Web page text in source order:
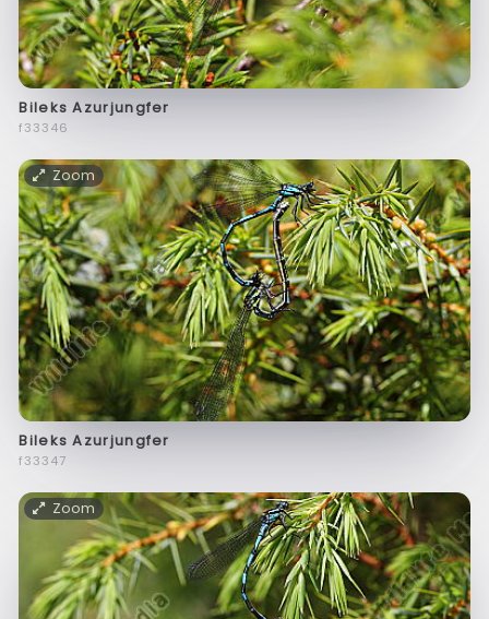
Bileks Azurjungfer
f33346
Zoom
Bileks Azurjungfer
f33347
Zoom